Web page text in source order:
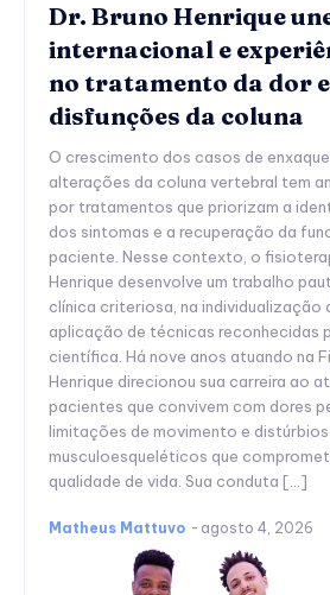
Dr. Bruno Henrique
internacional e
no tratamento da dor
disfunções da coluna
O crescimento dos casos de
alterações da coluna vertebral tem
por tratamentos que priorizam a
dos sintomas e a recuperação da
paciente. Nesse contexto, o
Henrique desenvolve um trabalho
clínica criteriosa, na individualização
aplicação de técnicas reconhecidas
científica. Há nove anos atuando na
Henrique direcionou sua carreira ao
pacientes que convivem com dores
limitações de movimento e distúrbios
musculoesqueléticos que
qualidade de vida. Sua conduta […]
Matheus Mattuvo - agosto 4, 2026